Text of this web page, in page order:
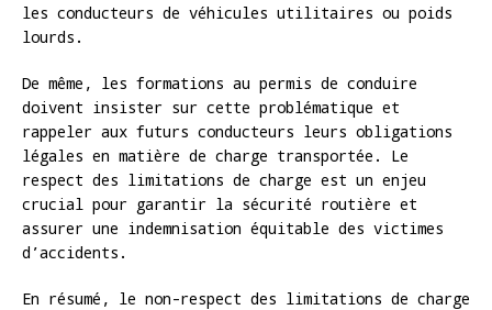
les conducteurs de véhicules utilitaires ou poids
lourds.
De même, les formations au permis de conduire
doivent insister sur cette problématique et
rappeler aux futurs conducteurs leurs obligations
légales en matière de charge transportée. Le
respect des limitations de charge est un enjeu
crucial pour garantir la sécurité routière et
assurer une indemnisation équitable des victimes
d’accidents.
En résumé, le non-respect des limitations de charge